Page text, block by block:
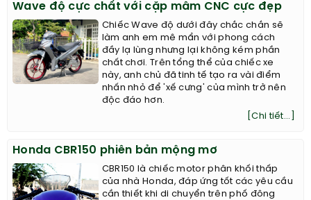
Wave độ cực chất với cặp mâm CNC cực đẹp
Chiếc Wave độ dưới đây chắc chắn sẽ
làm anh em mê mẩn với phong cách
đầy lạ lùng nhưng lại không kém phần
chất chơi. Trên tổng thể của chiếc xe
này, anh chủ đã tinh tế tạo ra vài điểm
nhấn nhỏ để 'xế cưng' của mình trở nên
độc đáo hơn.
[Chi tiết...]
Honda CBR150 phiên bản mộng mơ
CBR150 là chiếc motor phân khối thấp
của nhà Honda, đáp ứng tốt các yêu cầu
cần thiết khi di chuyển trên phố đông